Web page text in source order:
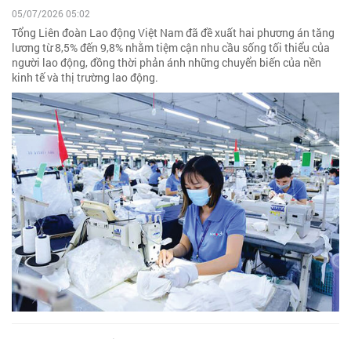
05/07/2026 05:02
Tổng Liên đoàn Lao động Việt Nam đã đề xuất hai phương án tăng
lương từ 8,5% đến 9,8% nhằm tiệm cận nhu cầu sống tối thiểu của
người lao động, đồng thời phản ánh những chuyển biến của nền
kinh tế và thị trường lao động.